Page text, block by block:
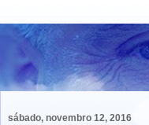
sábado, novembro 12, 2016